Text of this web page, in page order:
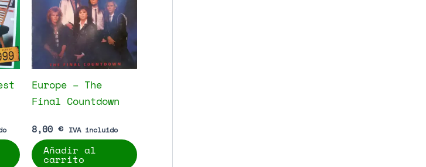
Europe – The
Final Countdown
8,00€ IVA incluido
Añadir al
carrito